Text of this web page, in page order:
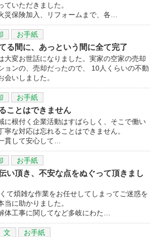
いただきました。
災保険加入、リフォームまで、各…
お手紙
る間に、あっという間に全て完了
大変お世話になりました。実家の空家の売却
ョンの、売却だったので、 10人くらいの不動
会いしました。
お手紙
ことはできません
に根付く企業活動はすばらしく、そこで働い
寧な対応は忘れることはできません。
貫して安心して…
お手紙
い頂き、不安な点をぬぐって頂きまし
て煩雑な作業をお任せしてしまってご迷惑を
当に助かりました。
体工事に関してなど多岐にわた…
お手紙